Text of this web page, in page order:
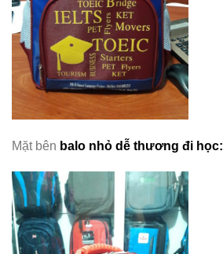
Mặt bên balo nhỏ dễ thương đi học: